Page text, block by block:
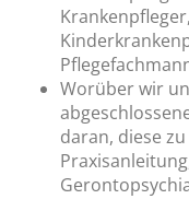
Worüber wir
daran, diese